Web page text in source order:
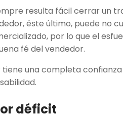
resulta fácil cerrar un
éste último, puede no
por lo que el
fé del vendedor.
una completa
déficit